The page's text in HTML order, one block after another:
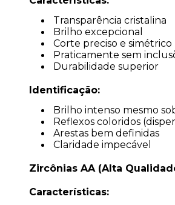
Transparência cristalina
Brilho excepcional
Corte preciso e simétrico
Praticamente sem
Durabilidade superior
Identificação:
Brilho intenso mesmo
Reflexos coloridos
Arestas bem definidas
Claridade impecável
Zircônias AA (Alta
Características: